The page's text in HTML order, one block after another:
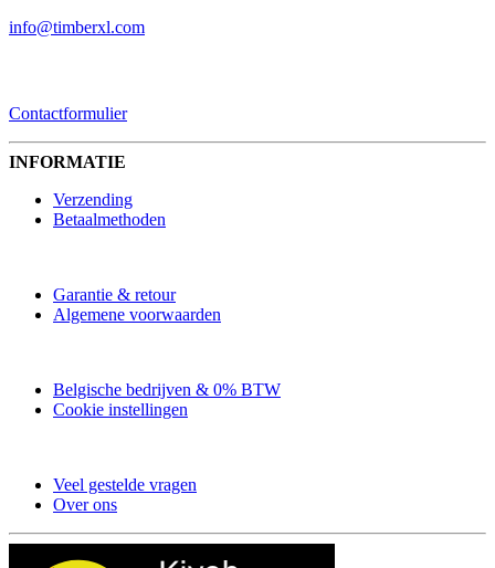
info@timberxl.com
Contactformulier
INFORMATIE
Verzending
Betaalmethoden
Garantie & retour
Algemene voorwaarden
Belgische bedrijven & 0% BTW
Cookie instellingen
Veel gestelde vragen
Over ons